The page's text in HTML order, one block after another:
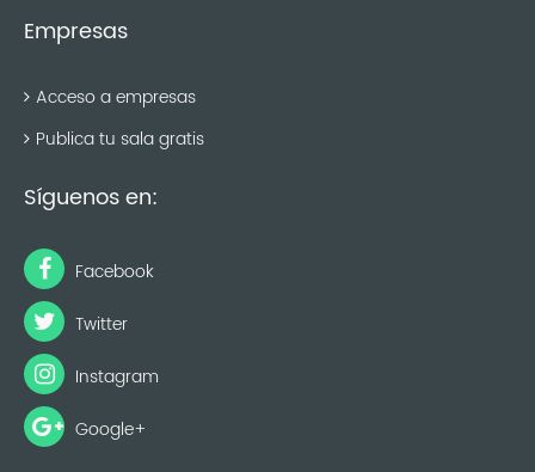
Empresas
Acceso a empresas
Publica tu sala gratis
Síguenos en:
Facebook
Twitter
Instagram
Google+